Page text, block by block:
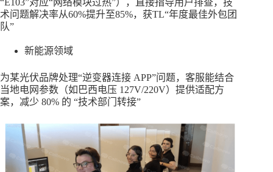
术问题解决率从60%提升至85%，获TL“年度最佳外包团
队”
新能源领域
为某光伏品牌处理“逆变器连接 APP”问题，客服能结合
当地电网参数（如巴西电压 127V/220V）提供适配方
案，减少 80% 的 “技术部门转接”